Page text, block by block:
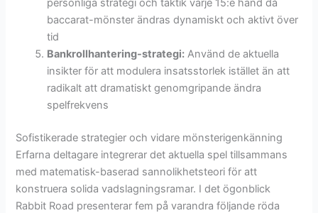
personliga strategi och taktik varje 15:e hand då
baccarat-mönster ändras dynamiskt och aktivt över
tid
Bankrollhantering-strategi: Använd de aktuella
insikter för att modulera insatsstorlek istället än att
radikalt att dramatiskt genomgripande ändra
spelfrekvens
Sofistikerade strategier och vidare mönsterigenkänning
Erfarna deltagare integrerar det aktuella spel tillsammans
med matematisk-baserad sannolikhetsteori för att
konstruera solida vadslagningsramar. I det ögonblick
Rabbit Road presenterar fem på varandra följande röda